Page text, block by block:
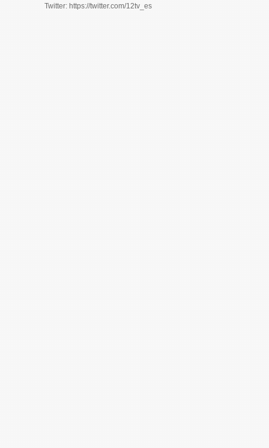
Twitter: https://twitter.com/12tv_es